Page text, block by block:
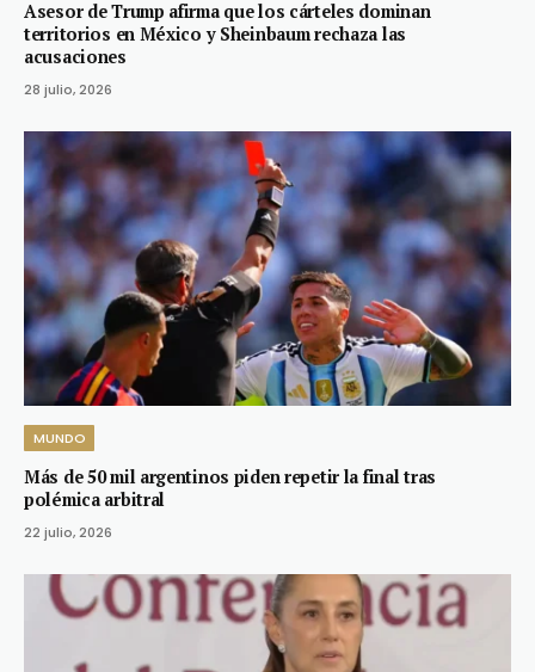
Asesor de Trump afirma que los cárteles dominan
territorios en México y Sheinbaum rechaza las
acusaciones
28 julio, 2026
MUNDO
Más de 50 mil argentinos piden repetir la final tras
polémica arbitral
22 julio, 2026